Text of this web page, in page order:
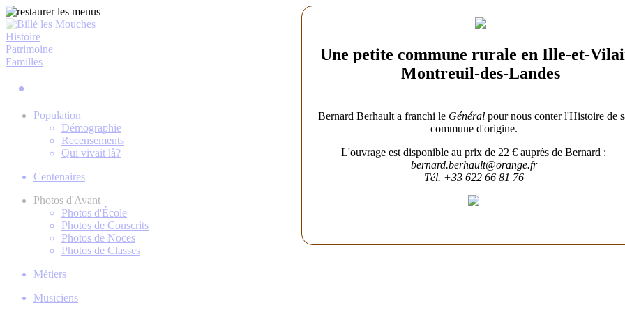
Histoire
Patrimoine
Familles
Population
Démographie
Recensements
Qui vivait là?
Centenaires
Photos d'Avant
Photos d'École
Photos de Conscrits
Photos de Noces
Photos de Classes
Métiers
Musiciens
Une petite commune rurale en Ille-et-
Montreuil-des-Landes
Bernard Berhault a franchi le Général pour nous conter l'Histoire de
commune d'origine.
L'ouvrage est disponible au prix de 22 € auprès de Bernard :
bernard.berhault@orange.fr
Tél. +33 622 66 81 76